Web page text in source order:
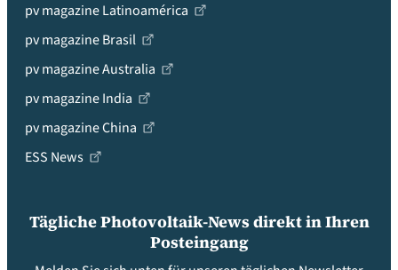
pv magazine Latinoamérica
pv magazine Brasil
pv magazine Australia
pv magazine India
pv magazine China
ESS News
Tägliche Photovoltaik-News direkt in Ihren
Posteingang